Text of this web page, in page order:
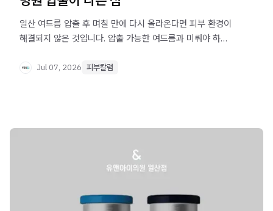
일산 여드름 압출 후 며칠 만에 다시 올라온다면 피부 환경이
해결되지 않은 것입니다. 압출 가능한 여드름과 미뤄야 하는
Jul 07, 2026 피부칼럼